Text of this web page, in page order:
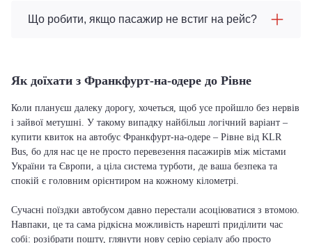
Що робити, якщо пасажир не встиг на рейс?
Як доїхати з Франкфурт-на-одере до Рівне
Коли плануєш далеку дорогу, хочеться, щоб усе пройшло без нервів
і зайвої метушні. У такому випадку найбільш логічний варіант –
купити квиток на автобус Франкфурт-на-одере – Рівне від KLR
Bus, бо для нас це не просто перевезення пасажирів між містами
України та Європи, а ціла система турботи, де ваша безпека та
спокій є головним орієнтиром на кожному кілометрі.
Сучасні поїздки автобусом давно перестали асоціюватися з втомою.
Навпаки, це та сама рідкісна можливість нарешті приділити час
собі: розібрати пошту, глянути нову серію серіалу або просто